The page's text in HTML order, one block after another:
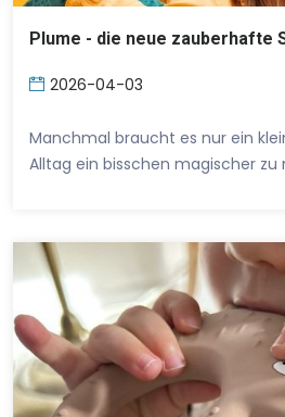
Plume - die neue zauberhafte
2026-04-03
Manchmal braucht es nur ein
Alltag ein bisschen magischer zu